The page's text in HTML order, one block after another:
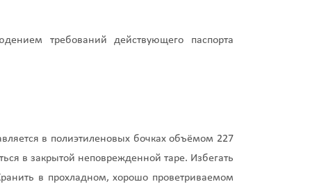
требований действующего паспорта
в полиэтиленовых бочках объёмом 227
в закрытой неповрежденной таре. Избегать
в прохладном, хорошо проветриваемом